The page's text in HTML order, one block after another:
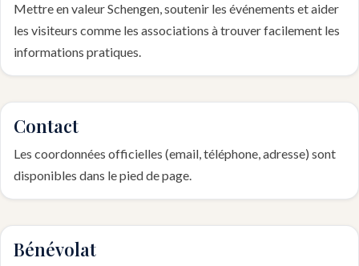
Mettre en valeur Schengen, soutenir les événements et aider
les visiteurs comme les associations à trouver facilement les
informations pratiques.
Contact
Les coordonnées officielles (email, téléphone, adresse) sont
disponibles dans le pied de page.
Bénévolat